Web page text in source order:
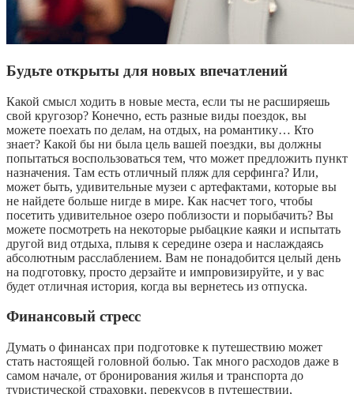
Будьте открыты для новых впечатлений
Какой смысл ходить в новые места, если ты не расширяешь
свой кругозор? Конечно, есть разные виды поездок, вы
можете поехать по делам, на отдых, на романтику… Кто
знает? Какой бы ни была цель вашей поездки, вы должны
попытаться воспользоваться тем, что может предложить пункт
назначения. Там есть отличный пляж для серфинга? Или,
может быть, удивительные музеи с артефактами, которые вы
не найдете больше нигде в мире. Как насчет того, чтобы
посетить удивительное озеро поблизости и порыбачить? Вы
можете посмотреть на некоторые рыбацкие каяки и испытать
другой вид отдыха, плывя к середине озера и наслаждаясь
абсолютным расслаблением. Вам не понадобится целый день
на подготовку, просто дерзайте и импровизируйте, и у вас
будет отличная история, когда вы вернетесь из отпуска.
Финансовый стресс
Думать о финансах при подготовке к путешествию может
стать настоящей головной болью. Так много расходов даже в
самом начале, от бронирования жилья и транспорта до
туристической страховки, перекусов в путешествии,